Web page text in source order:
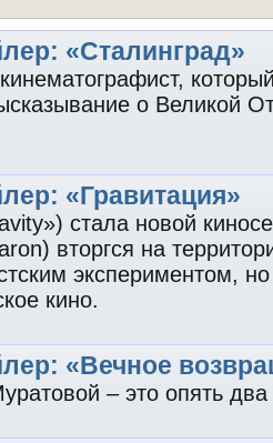
«Сталинград»
о Великой
«Гравитация»
стала новой
вторгся на
экспериментом,
кино.
«Вечное
– это опять